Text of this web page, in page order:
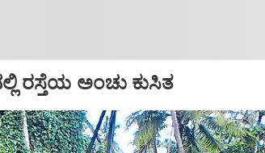
ರಸ್ತೆಯ ಅಂಚು ಕುಸಿತ